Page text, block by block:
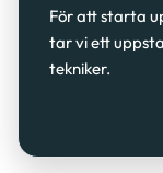
För att starta
tar vi ett
tekniker.